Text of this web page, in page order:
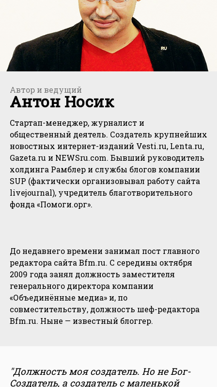
Автор и ведущий
Антон Носик
Cтартап-менеджер, журналист и
общественный деятель. Создатель крупнейших
новостных интернет-изданий Vesti.ru, Lenta.ru,
Gazeta.ru и NEWSru.com. Бывший руководитель
холдинга Рамблер и службы блогов компании
SUP (фактически организовывал работу сайта
livejournal), учредитель благотворительного
фонда «Помоги.орг».
До недавнего времени занимал пост главного
редактора сайта Bfm.ru. С середины октября
2009 года занял должность заместителя
генерального директора компании
«Объединённые медиа» и, по
совместительству, должность шеф-редактора
Bfm.ru. Ныне — известный блоггер.
"Должность моя создатель. Но не Бог-
Создатель, а создатель с маленькой